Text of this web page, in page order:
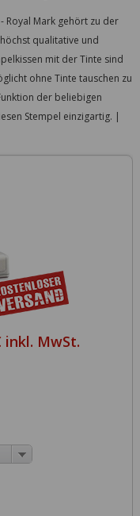
- Royal Mark gehört zu der
qualitative und
mit der Tinte sind
ohne Tinte tauschen zu
der beliebigen
Stempel einzigartig. |
inkl. MwSt.